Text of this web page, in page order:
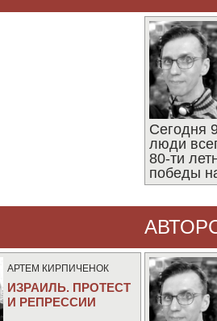
Сегодня
люди
80-ти
победы
АРТЕМ КИРПИЧЕНОК
ИЗРАИЛЬ. ПРОТЕСТ
И РЕПРЕССИИ